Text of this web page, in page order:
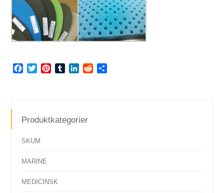
Facebook
TwitterPinterestTumblrLinkedInReddit
Produktkategorier
SKUM
MARINE
MEDICINSK